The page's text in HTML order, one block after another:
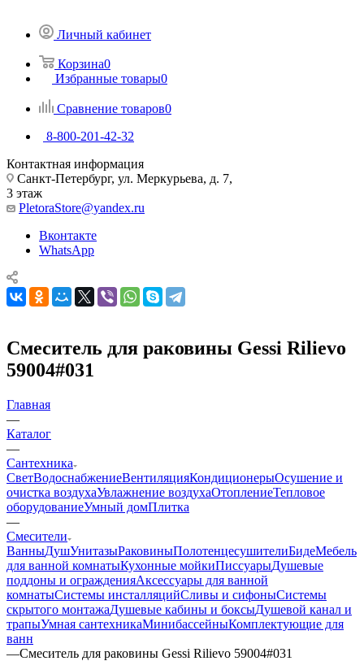
Личный кабинет
Корзина0
Избранные товары0
Сравнение товаров0
8-800-201-42-32
Контактная информация
Санкт-Петербург, ул. Меркурьева, д. 7,
3 этаж
PletoraStore@yandex.ru
Вконтакте
WhatsApp
Смеситель для раковины Gessi Rilievo
59004#031
Главная
—
Каталог
—
Сантехника
СветВодоснабжениеВентиляцияКондиционерыОсушение и
очистка воздухаУвлажнение воздухаОтоплениеТепловое
оборудованиеУмный домПлитка
—
Смесители
ВанныДушУнитазыРаковиныПолотенцесушителиБидеМебель
для ванной комнатыКухонные мойкиПиссуарыДушевые
поддоны и огражденияАксессуары для ванной
комнатыСистемы инсталляцийСливы и сифоныСистемы
скрытого монтажаДушевые кабины и боксыДушевой канал и
трапыУмная сантехникаМинибассейныКомплектующие для
ванн
—Смеситель для раковины Gessi Rilievo 59004#031